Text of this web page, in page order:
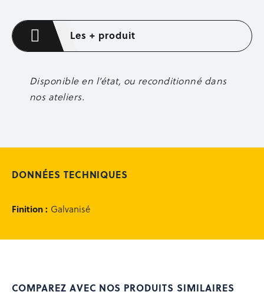
Lisses et sous-lisses
Accessoires de coffrage
Entretien des banches
ÉQUIPEMENT CHANTIER
Aménagement de chantier
Occasion sécurité
Occasion coffrage
Occasion stockage
Occasion équipement
Les + produit
Disponible en l’état, ou reconditionné dans
nos ateliers.
DONNÉES TECHNIQUES
Finition: Galvanisé
COMPAREZ AVEC NOS PRODUITS SIMILAIRES